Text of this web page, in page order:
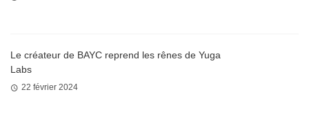
Le créateur de BAYC reprend les rênes de Yuga
Labs
22 février 2024